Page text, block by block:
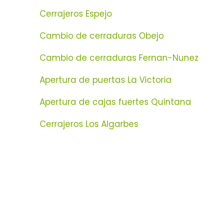
Cerrajeros Espejo
Cambio de cerraduras Obejo
Cambio de cerraduras Fernan-Nunez
Apertura de puertas La Victoria
Apertura de cajas fuertes Quintana
Cerrajeros Los Algarbes